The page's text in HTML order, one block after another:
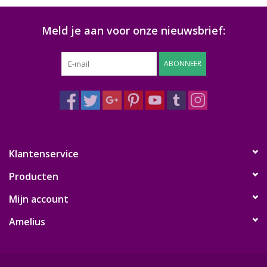
Meld je aan voor onze nieuwsbrief:
ABONNEER
Klantenservice
Producten
Mijn account
Amelius